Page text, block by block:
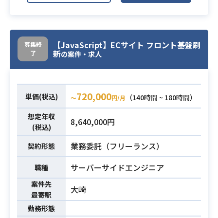
業務内容
・技術的な問合せ、トラブルシュー
ティング対応
・リリース手順書作成、リリース作
業 等をお任せする予定です。
必須スキル
・Pythonのご経験
・AWS(EC2/S3/Lambda/ECS/Kinesi
s/RDS/Elasticsearch,etc…)のご経
験
・Ansible/Terraformの知見 ・Dock
erのご経験
・問合せ対応（対クライアント）経
験
・技術的な質問、トラブルシューテ
ィングに適切に回答できること
募集終
了
【JavaScript】ECサイト フロント基盤刷
新の案件・求人
単価(税込) 〜720,000円/月
（140時間 ~ 180時間）
想定年収
(税込)
8,640,000円
契約形態 業務委託（フリーランス）
職種 サーバーサイドエンジニア
案件先
最寄駅
大崎
勤務形態